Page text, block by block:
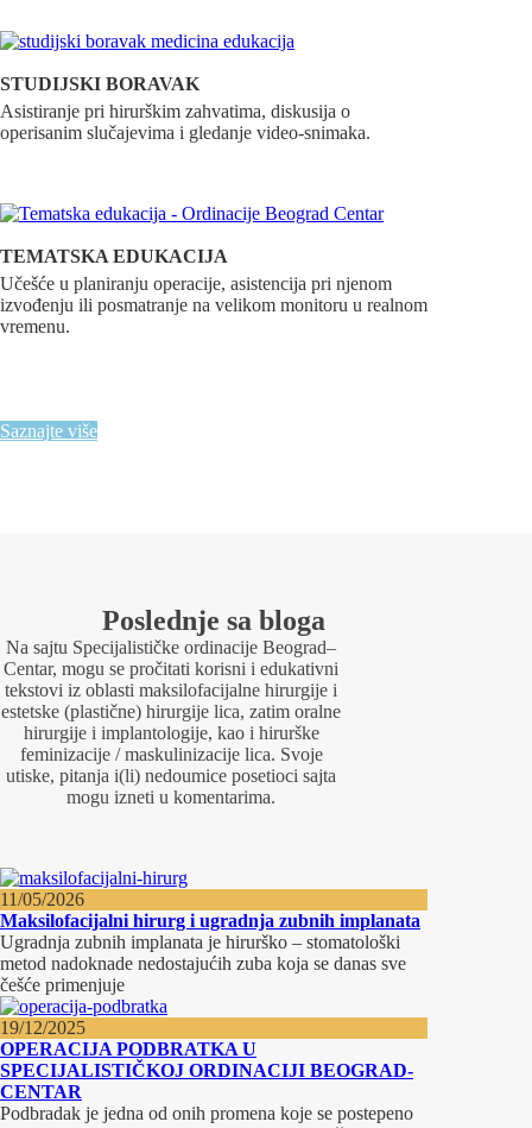
STUDIJSKI BORAVAK
Asistiranje pri hirurškim zahvatima, diskusija o
operisanim slučajevima i gledanje video-snimaka.
TEMATSKA EDUKACIJA
Učešće u planiranju operacije, asistencija pri njenom
izvođenju ili posmatranje na velikom monitoru u realnom
vremenu.
Saznajte više
Poslednje sa bloga
Na sajtu Specijalističke ordinacije Beograd–
Centar, mogu se pročitati korisni i edukativni
tekstovi iz oblasti maksilofacijalne hirurgije i
estetske (plastične) hirurgije lica, zatim oralne
hirurgije i implantologije, kao i hirurške
feminizacije / maskulinizacije lica. Svoje
utiske, pitanja i(li) nedoumice posetioci sajta
mogu izneti u komentarima.
11/05/2026
Maksilofacijalni hirurg i ugradnja zubnih implanata
Ugradnja zubnih implanata je hirurško – stomatološki
metod nadoknade nedostajućih zuba koja se danas sve
češće primenjuje
19/12/2025
OPERACIJA PODBRATKA U
SPECIJALISTIČKOJ ORDINACIJI BEOGRAD-
CENTAR
Podbradak je jedna od onih promena koje se postepeno